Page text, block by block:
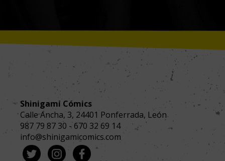
Shinigami Cómics
Calle Ancha, 3, 24401 Ponferrada, León
987 79 87 30 - 670 32 69 14
info@shinigamicomics.com